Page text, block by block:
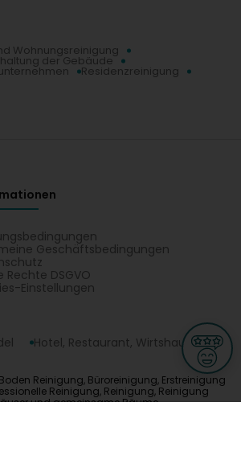
Wohnungsreinigung
der Gebäude
Residenzreinigung
Geschäftsbedingungen
Rechte DSGVO
Einstellungen
Hotel, Restaurant, Wirtshaus
Reinigung, Büroreinigung, Erstreinigung
Reinigung, Reinigung, Reinigung
und gemeinsame Räume,